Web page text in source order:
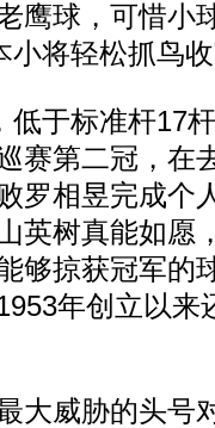
鹰球，可惜小
小将轻松抓鸟
于标准杆17杆
赛第二冠，在
罗相昱完成个
英树真能如愿
够掠获冠军的
年创立以来
威胁的头号